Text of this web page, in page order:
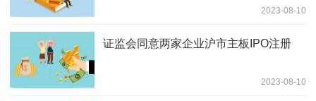
2023-08-10
证监会同意两家企业沪市主板IPO注册
2023-08-10